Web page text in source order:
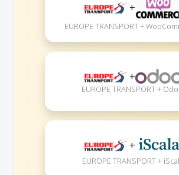
+
EUROPE TRANSPORT +
+
EUROPE TRANSPORT +
+
EUROPE TRANSPORT +